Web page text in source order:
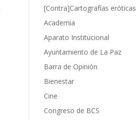
[Contra]Cartografías eróticas
Academia
Aparato Institucional
Ayuntamiento de La Paz
Barra de Opinión
Bienestar
Cine
Congreso de BCS